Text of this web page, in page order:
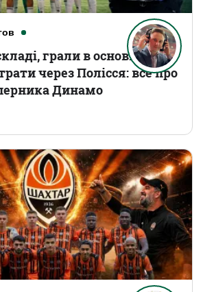
грали в основному
через Полісся: все про
Динамо